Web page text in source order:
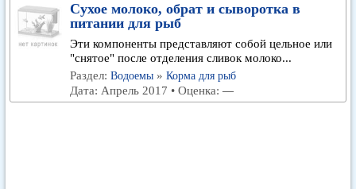
Сухое молоко, обрат и сыворотка в
питании для рыб
Эти компоненты представляют собой цельное или
"снятое" после отделения сливок молоко...
Раздел: Водоемы » Корма для рыб
Дата: Апрель 2017 • Оценка: —